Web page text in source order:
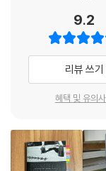
품으로, 처음으로 그의
출간됐을 때, 많은 독
식을 바꾼 것에 놀란
없다”고 말하기도 했고,
대화』 등 이전에 발표
페루 국경 아마존 지역
가 창설한 ‘특별봉사
있다. 처음에 작가는 아
9.2
리뷰 쓰기
혜택 및 유의